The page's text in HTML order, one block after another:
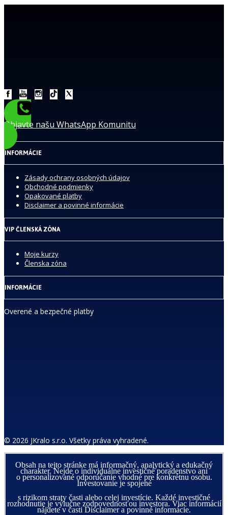
Objavte našu WhatsApp Komunitu
INFORMÁCIE
Zásady ochrany osobných údajov
Obchodné podmienky
Opakované platby
Disclaimer a povinné informácie
VIP ČLENSKÁ ZÓNA
Moje kurzy
Členska zóna
INFORMÁCIE
Overené a bezpečné platby
© 2026 JKralo s.r.o. Všetky práva vyhradené.
Obsah na tejto stránke má informačný, analytický a edukačný
charakter. Nejde o individuálne investičné poradenstvo ani
o personalizované odporúčanie vhodné pre konkrétnu osobu.
Investovanie je spojené
s rizikom straty časti alebo celej investície. Každé investičné
rozhodnutie je výlučne zodpovednosťou investora. Viac informácií
nájdete v časti Disclaimer a povinné informácie.